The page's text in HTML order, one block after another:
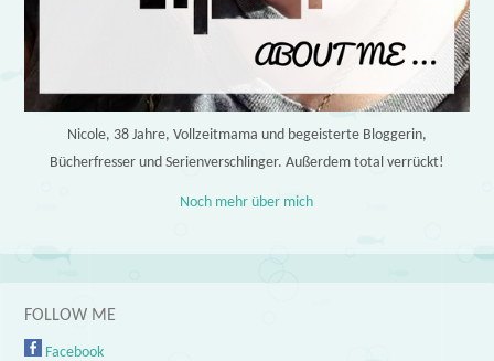
Nicole, 38 Jahre, Vollzeitmama und begeisterte Bloggerin,
Bücherfresser und Serienverschlinger. Außerdem total verrückt!
Noch mehr über mich
FOLLOW ME
Facebook